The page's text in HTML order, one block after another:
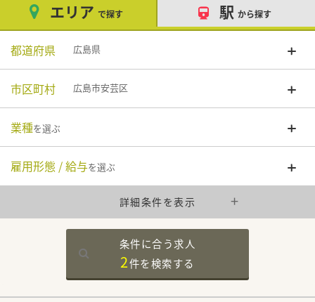
エリア で探す 駅 から探す
都道府県 広島県
市区町村 広島市安芸区
業種を選ぶ
雇用形態 / 給与を選ぶ
詳細条件を表示
条件に合う求人
2件を検索する